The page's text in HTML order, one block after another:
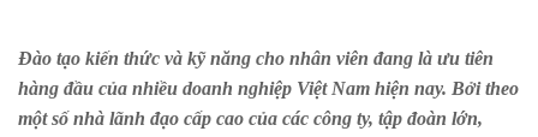
Đào tạo kiến thức và kỹ năng cho nhân viên đang là ưu tiên
hàng đầu của nhiều doanh nghiệp Việt Nam hiện nay. Bởi theo
một số nhà lãnh đạo cấp cao của các công ty, tập đoàn lớn,